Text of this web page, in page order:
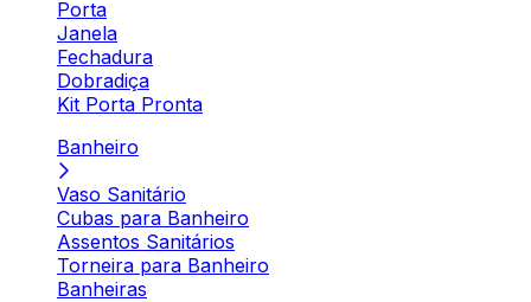
Porta
Janela
Fechadura
Dobradiça
Kit Porta Pronta
Banheiro
Vaso Sanitário
Cubas para Banheiro
Assentos Sanitários
Torneira para Banheiro
Banheiras